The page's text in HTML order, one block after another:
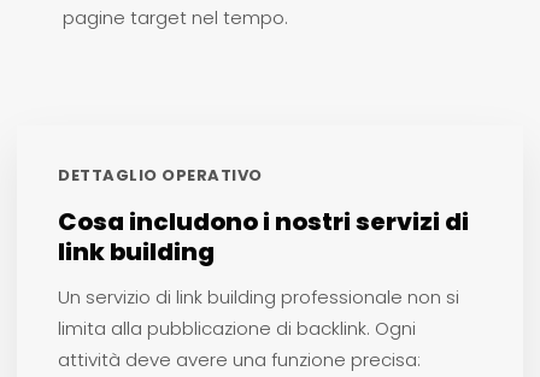
pagine target nel tempo.
DETTAGLIO OPERATIVO
Cosa includono i nostri servizi di
link building
Un servizio di link building professionale non si
limita alla pubblicazione di backlink. Ogni
attività deve avere una funzione precisa: